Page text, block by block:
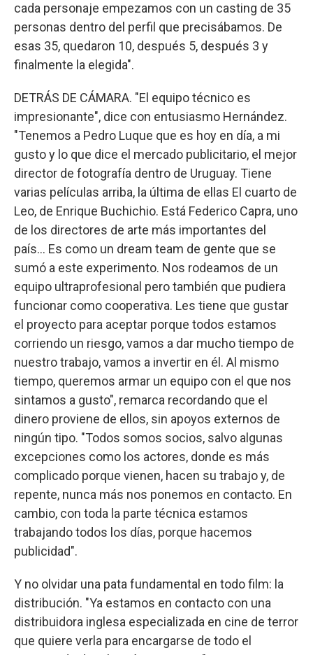
cada personaje empezamos con un casting de 35
personas dentro del perfil que precisábamos. De
esas 35, quedaron 10, después 5, después 3 y
finalmente la elegida".
DETRÁS DE CÁMARA. "El equipo técnico es
impresionante", dice con entusiasmo Hernández.
"Tenemos a Pedro Luque que es hoy en día, a mi
gusto y lo que dice el mercado publicitario, el mejor
director de fotografía dentro de Uruguay. Tiene
varias películas arriba, la última de ellas El cuarto de
Leo, de Enrique Buchichio. Está Federico Capra, uno
de los directores de arte más importantes del
país… Es como un dream team de gente que se
sumó a este experimento. Nos rodeamos de un
equipo ultraprofesional pero también que pudiera
funcionar como cooperativa. Les tiene que gustar
el proyecto para aceptar porque todos estamos
corriendo un riesgo, vamos a dar mucho tiempo de
nuestro trabajo, vamos a invertir en él. Al mismo
tiempo, queremos armar un equipo con el que nos
sintamos a gusto", remarca recordando que el
dinero proviene de ellos, sin apoyos externos de
ningún tipo. "Todos somos socios, salvo algunas
excepciones como los actores, donde es más
complicado porque vienen, hacen su trabajo y, de
repente, nunca más nos ponemos en contacto. En
cambio, con toda la parte técnica estamos
trabajando todos los días, porque hacemos
publicidad".
Y no olvidar una pata fundamental en todo film: la
distribución. "Ya estamos en contacto con una
distribuidora inglesa especializada en cine de terror
que quiere verla para encargarse de todo el